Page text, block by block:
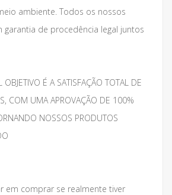
ambiente. Todos os nossos
garantia de procedência legal juntos
OBJETIVO É A SATISFAÇÃO TOTAL DE
COM UMA APROVAÇÃO DE 100%
NOSSOS PRODUTOS
em comprar se realmente tiver